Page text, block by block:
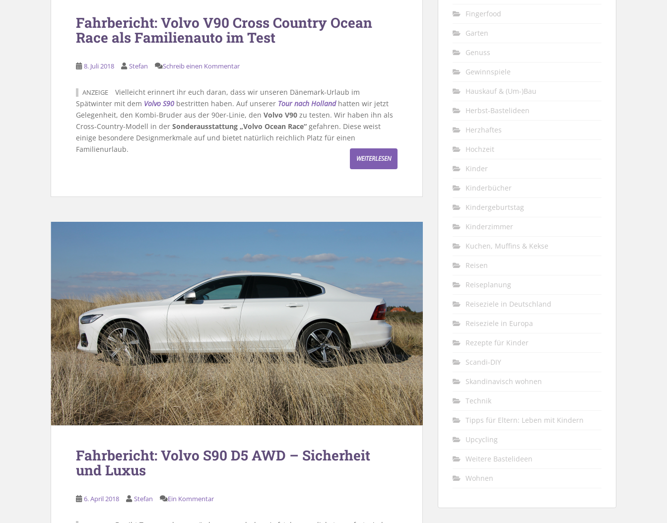
Fahrbericht: Volvo V90 Cross Country Ocean
Race als Familienauto im Test
8. Juli 2018 Stefan Schreib einen Kommentar
ANZEIGE
Vielleicht erinnert ihr euch daran, dass wir unseren Dänemark-Urlaub im
Spätwinter mit dem Volvo S90 bestritten haben. Auf unserer Tour nach Hollandhatten wir jetzt
Gelegenheit, den Kombi-Bruder aus der 90er-Linie, den Volvo V90 zu testen. Wir haben ihn als
Cross-Country-Modell in der Sonderausstattung „Volvo Ocean Race“ gefahren. Diese weist
einige besondere Designmerkmale auf und bietet natürlich reichlich Platz für einen
Familienurlaub.
WEITERLESEN
Fahrbericht: Volvo S90 D5 AWD – Sicherheit
und Luxus
6. April 2018 Stefan Ein Kommentar
Fingerfood
Garten
Genuss
Gewinnspiele
Hauskauf & (Um-)Bau
Herbst-Bastelideen
Herzhaftes
Hochzeit
Kinder
Kinderbücher
Kindergeburtstag
Kinderzimmer
Kuchen, Muffins & Kekse
Reisen
Reiseplanung
Reiseziele in Deutschland
Reiseziele in Europa
Rezepte für Kinder
Scandi-DIY
Skandinavisch wohnen
Technik
Tipps für Eltern: Leben mit Kindern
Upcycling
Weitere Bastelideen
Wohnen